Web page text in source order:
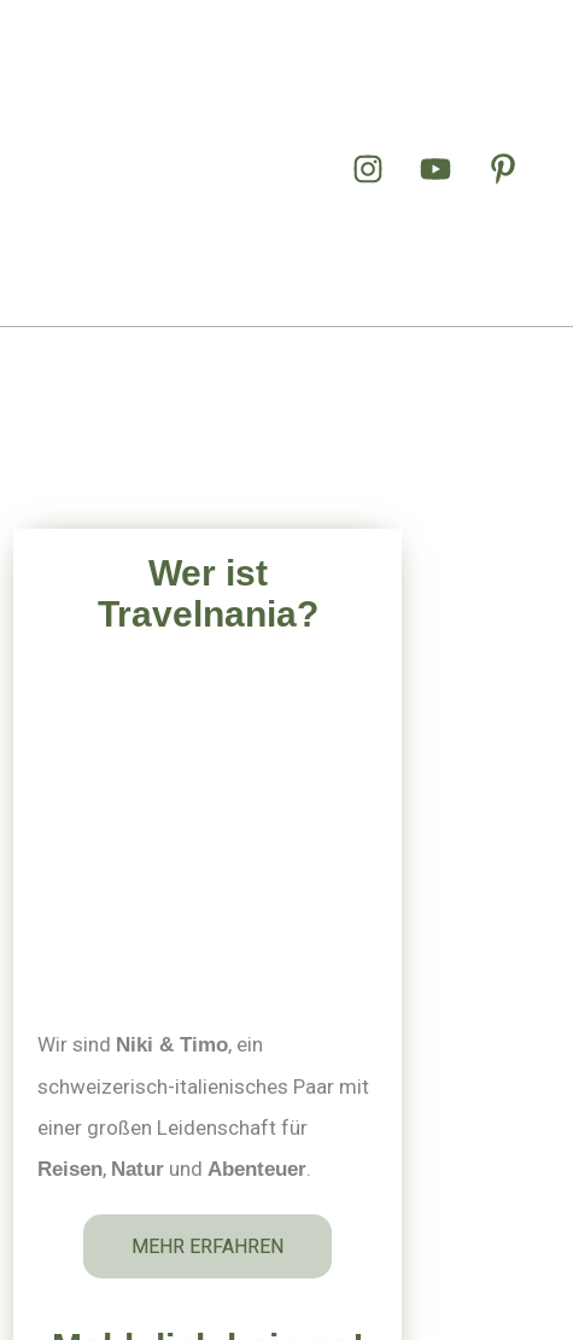
Wer ist
Travelnania?
Wir sind Niki & Timo, ein
schweizerisch-italienisches Paar mit
einer großen Leidenschaft für
Reisen, Natur und Abenteuer.
MEHR ERFAHREN